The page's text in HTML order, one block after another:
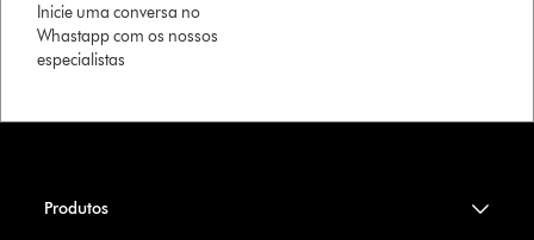
Inicie uma conversa no
Whastapp com os nossos
especialistas
Produtos